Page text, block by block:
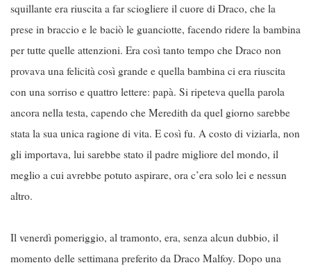
squillante era riuscita a far sciogliere il cuore di Draco, che la
prese in braccio e le baciò le guanciotte, facendo ridere la bambina
per tutte quelle attenzioni. Era così tanto tempo che Draco non
provava una felicità così grande e quella bambina ci era riuscita
con una sorriso e quattro lettere: papà. Si ripeteva quella parola
ancora nella testa, capendo che Meredith da quel giorno sarebbe
stata la sua unica ragione di vita. E così fu. A costo di viziarla, non
gli importava, lui sarebbe stato il padre migliore del mondo, il
meglio a cui avrebbe potuto aspirare, ora c’era solo lei e nessun
altro.
Il venerdì pomeriggio, al tramonto, era, senza alcun dubbio, il
momento delle settimana preferito da Draco Malfoy. Dopo una